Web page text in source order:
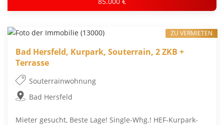
Bad Hersfeld, Kurpark, Souterrain, 2 ZKB +
Terrasse
Souterrainwohnung
Bad Hersfeld
Mieter gesucht, Beste Lage! Single-Whg.! HEF-Kurpark-
ZU VERMIETEN